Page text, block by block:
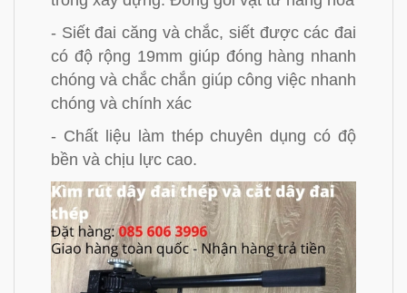
- Siết đai căng và chắc, siết được các đai
có độ rộng 19mm giúp đóng hàng nhanh
chóng và chắc chắn giúp công việc nhanh
chóng và chính xác
- Chất liệu làm thép chuyên dụng có độ
bền và chịu lực cao.